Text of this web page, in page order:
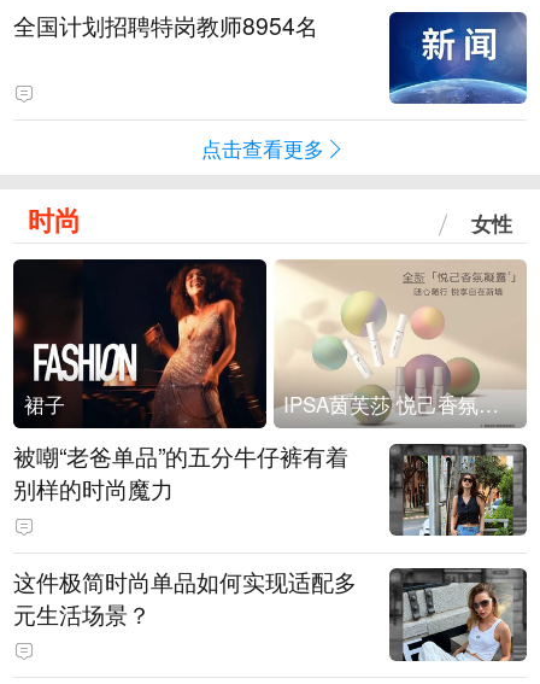
全国计划招聘特岗教师8954名
点击查看更多
时尚 女性
裙子 IPSA茵芙莎 悦己香氛凝露上市
被嘲“老爸单品”的五分牛仔裤有着
别样的时尚魔力
这件极简时尚单品如何实现适配多
元生活场景？